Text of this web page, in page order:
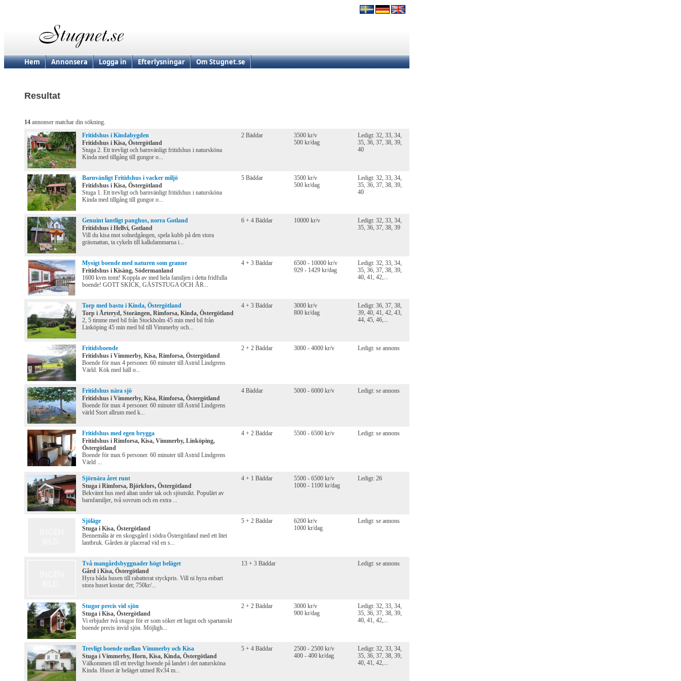
Hem Annonsera Logga in Efterlysningar Om Stugnet.se
Resultat
14 annonser matchar din sökning.
Fritidshus i Kindabygden
Fritidshus i Kisa, Östergötland
Stuga 2. Ett trevligt och barnvänligt fritidshus i natursköna
Kinda med tillgång till gungor o...
2 Bäddar
3500 kr/v
500 kr/dag
Ledigt: 32, 33, 34,
35, 36, 37, 38, 39,
40
Barnvänligt Fritidshus i vacker miljö
Fritidshus i Kisa, Östergötland
Stuga 1. Ett trevligt och barnvänligt fritidshus i natursköna
Kinda med tillgång till gungor o...
5 Bäddar
3500 kr/v
500 kr/dag
Ledigt: 32, 33, 34,
35, 36, 37, 38, 39,
40
Genuint lantligt panghus, norra Gotland
Fritidshus i Hellvi, Gotland
Vill du kisa mot solnedgången, spela kubb på den stora
gräsmattan, ta cykeln till kalkdammarna i...
6 + 4 Bäddar 10000 kr/v
Ledigt: 32, 33, 34,
35, 36, 37, 38, 39
Mysigt boende med naturen som granne
Fritidshus i Kisäng, Södermanland
1600 kvm tomt! Koppla av med hela familjen i detta fridfulla
boende! GOTT SKICK, GÄSTSTUGA OCH ÅR...
4 + 3 Bäddar
6500 - 10000 kr/v
929 - 1429 kr/dag
Ledigt: 32, 33, 34,
35, 36, 37, 38, 39,
40, 41, 42,...
Torp med bastu i Kinda, Östergötland
Torp i Årteryd, Storängen, Rimforsa, Kinda, Östergötland
2, 5 timme med bil från Stockholm 45 min med bil från
Linköping 45 min med bil till Vimmerby och...
4 + 3 Bäddar
3000 kr/v
800 kr/dag
Ledigt: 36, 37, 38,
39, 40, 41, 42, 43,
44, 45, 46,...
Fritidsboende
Fritidshus i Vimmerby, Kisa, Rimforsa, Östergötland
Boende för max 4 personer. 60 minuter till Astrid Lindgrens
Värld. Kök med häll o...
2 + 2 Bäddar 3000 - 4000 kr/v Ledigt: se annons
Fritidshus nära sjö
Fritidshus i Vimmerby, Kisa, Rimforsa, Östergötland
Boende för max 4 personer. 60 minuter till Astrid Lindgrens
värld Stort allrum med k...
4 Bäddar 5000 - 6000 kr/v Ledigt: se annons
Fritidshus med egen brygga
Fritidshus i Rimforsa, Kisa, Vimmerby, Linköping,
Östergötland
Boende för max 6 personer. 60 minuter till Astrid Lindgrens
Värld ...
4 + 2 Bäddar 5500 - 6500 kr/v Ledigt: se annons
Sjörnära året runt
Stuga i Rimforsa, Björkfors, Östergötland
Bekvämt hus med altan under tak och sjöutsikt. Populärt av
barnfamiljer, två sovrum och en extra ...
4 + 1 Bäddar
5500 - 6500 kr/v
1000 - 1100 kr/dag
Ledigt: 26
Sjöläge
Stuga i Kisa, Östergötland
Bennemåla är en skogsgård i södra Östergötland med ett litet
lantbruk. Gården är placerad vid en s...
5 + 2 Bäddar
6200 kr/v
1000 kr/dag
Ledigt: se annons
Två mangårdsbyggnader högt beläget
Gård i Kisa, Östergötland
Hyra båda husen till rabatterat styckpris. Vill ni hyra enbart
stora huset kostar det; 750kr/...
13 + 3 Bäddar Ledigt: se annons
Stugor precis vid sjön
Stuga i Kisa, Östergötland
Vi erbjuder två stugor för er som söker ett lugnt och spartanskt
boende precis invid sjön. Möjligh...
2 + 2 Bäddar
3000 kr/v
900 kr/dag
Ledigt: 32, 33, 34,
35, 36, 37, 38, 39,
40, 41, 42,...
Trevligt boende mellan Vimmerby och Kisa
Stuga i Vimmerby, Horn, Kisa, Kinda, Östergötland
Välkommen till ett trevligt boende på landet i det natursköna
Kinda. Huset är beläget utmed Rv34 m...
5 + 4 Bäddar
2500 - 2500 kr/v
400 - 400 kr/dag
Ledigt: 32, 33, 34,
35, 36, 37, 38, 39,
40, 41, 42,...